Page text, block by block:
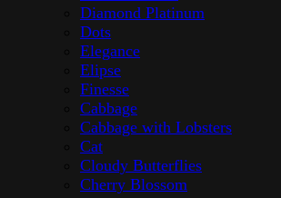
Diamond Platinum
Dots
Elegance
Elipse
Finesse
Cabbage
Cabbage with Lobsters
Cat
Cloudy Butterflies
Cherry Blossom